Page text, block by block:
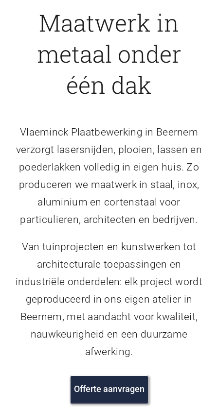
Maatwerk in
metaal onder
één dak
Vlaeminck Plaatbewerking in Beernem
verzorgt lasersnijden, plooien, lassen en
poederlakken volledig in eigen huis. Zo
produceren we maatwerk in staal, inox,
aluminium en cortenstaal voor
particulieren, architecten en bedrijven.
Van tuinprojecten en kunstwerken tot
architecturale toepassingen en
industriële onderdelen: elk project wordt
geproduceerd in ons eigen atelier in
Beernem, met aandacht voor kwaliteit,
nauwkeurigheid en een duurzame
afwerking.
Offerte aanvragen